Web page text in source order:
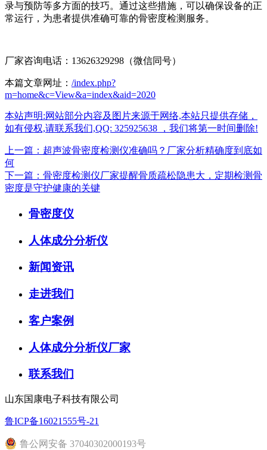
录与预防等多方面的技巧。通过这些措施，可以确保设备的正
常运行，为患者提供准确可靠的骨密度检测服务。
厂家咨询电话：13626329298（微信同号）
本篇文章网址： /index.php?
m=home&c=View&a=index&aid=2020
本站声明:网站部分内容及图片来源于网络,本站只提供存储，
如有侵权,请联系我们,QQ: 325925638 ，我们将第一时间删除!
上一篇：超声波骨密度检测仪准确吗？厂家分析精确度到底如
何
下一篇：骨密度检测仪厂家提醒骨质疏松隐患大，定期检测骨
密度是守护健康的关键
骨密度仪
人体成分分析仪
新闻资讯
走进我们
客户案例
人体成分分析仪厂家
联系我们
山东国康电子科技有限公司
鲁ICP备16021555号-21
鲁公网安备 37040302000193号